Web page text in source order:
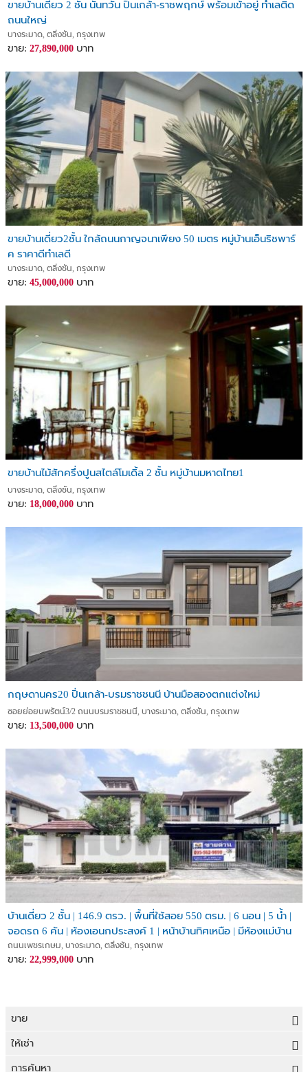
ขายบ้านเดี่ยว 2 ชั้น นันทวัน ปิ่นเกล้า-ราชพฤกษ์ พร้อมเข้าอยู่ ทำเลติด
ถนนใหญ่
บางระมาด, ตลิ่งชัน, กรุงเทพ
ขาย: 27,890,000 บาท
ขายบ้านเดี่ยว2ชั้น ใกล้ถนนกาญจนาเพียง 50 เมตร หมู่บ้านเอ็นริชพาร์
ค ราคาดีทำเลดี
บางระมาด, ตลิ่งชัน, กรุงเทพ
ขาย: 45,000,000 บาท
ขายบ้านไม้สักครึ่งปูนสไตล์โมเดิ้ล 2 ชั้น หมู่บ้านมหาดไทย1
บางระมาด, ตลิ่งชัน, กรุงเทพ
ขาย: 18,000,000 บาท
กฤษดานคร20 ปิ่นเกล้า-บรมราชชนนี บ้านมือสองตกแต่งใหม่
ซอยย่อยนพรัตน์3/2 ถนนบรมราชชนนี, บางระมาด, ตลิ่งชัน, กรุงเทพ
ขาย: 13,500,000 บาท
บ้านเดี่ยว 2 ชั้น | 146.9 ตรว. | พื้นที่ใช้สอย 550 ตรม. | 6 นอน | 5 น้ำ |
จอดรถ 6 คัน | ห้องเอนกประสงค์ 1 | หน้าบ้านทิศเหนือ | มีห้องแม่บ้าน
ถนนเพชรเกษม, บางระมาด, ตลิ่งชัน, กรุงเทพ
ขาย: 22,999,000 บาท
ขาย
ขายที่ดิน
ขายบ้าน
ให้เช่า
ให้เช่าที่ดิน
การค้นหา